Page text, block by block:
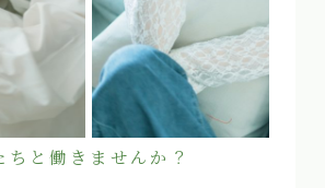
ちと働きませんか？